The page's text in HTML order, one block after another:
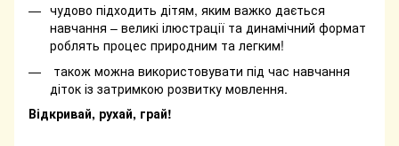
чудово підходить дітям, яким важко дається
навчання – великі ілюстрації та динамічний формат
роблять процес природним та легким!
також можна використовувати під час навчання
діток із затримкою розвитку мовлення.
Відкривай, рухай, грай!